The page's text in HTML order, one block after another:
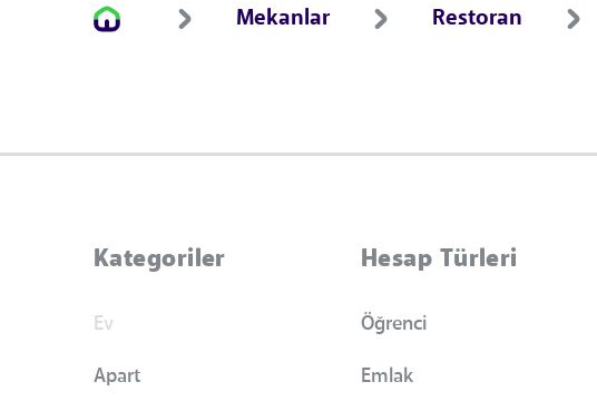
Mekanlar Restoran
Kategoriler
Ev
Apart
Hesap Türleri
Öğrenci
Emlak